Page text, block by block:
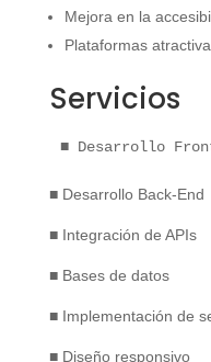
Mejora en la
Plataformas
Servicios
■ Desarrollo
■ Desarrollo Back-End
■ Integración de APIs
■ Bases de datos
■ Implementación de
■ Diseño responsivo